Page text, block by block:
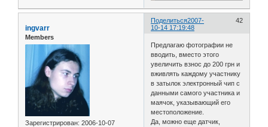
Поделиться 42
2007-
10-14 17:19:48
ingvarr
Members
Зарегистрирован: 2006-10-07
Предлагаю фотографии не
вводить, вместо этого
увеличить взнос до 200 грн и
вживлять каждому участнику
в затылок электронный чип с
данными самого участника и
маячок, указывающий его
местоположение.
Да, можно еще датчик,